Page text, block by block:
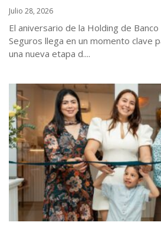
Julio 28, 2026
El aniversario de la Holding de Banco
Seguros llega en un momento clave
una nueva etapa d....